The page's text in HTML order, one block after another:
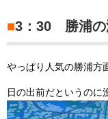
■3：30 勝浦の
やっぱり人気の勝浦方
日の出前だというのに